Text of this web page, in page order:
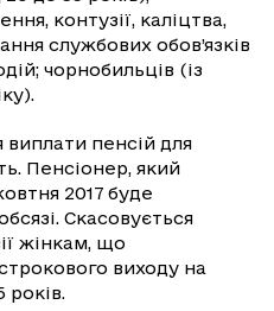
контузії, каліцтва,
службових обов’язків
чорнобильців (із
пенсій для
Пенсіонер, який
2017 буде
Скасовується
жінкам, що
виходу на